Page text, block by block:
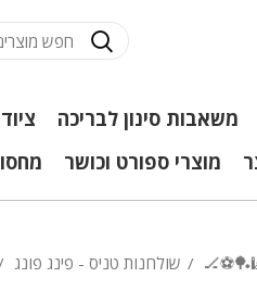
משאבות סינון לבריכה
מוצרי ספורט וכושר
שולחנות טניס - פינג פונג